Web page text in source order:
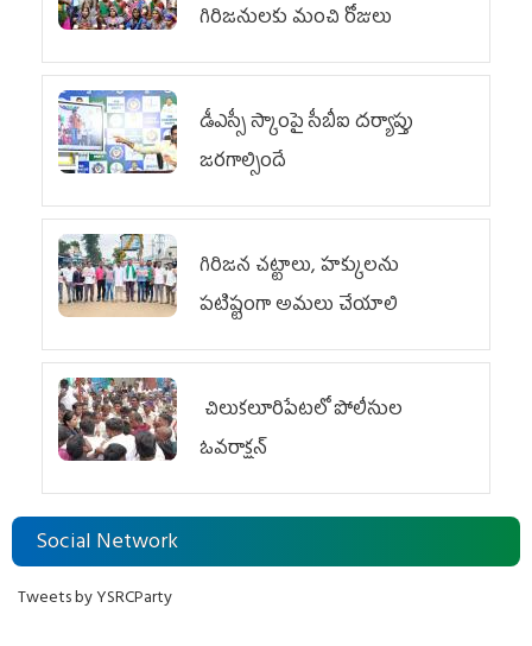
గిరిజనులకు మంచి రోజులు
డీఎస్సీ స్కాంపై సీబీఐ దర్యాప్తు
జరగాల్సిందే
గిరిజన చట్టాలు, హక్కులను
పటిష్టంగా అమలు చేయాలి
చిలుక‌లూరిపేట‌లో పోలీసుల
ఓవ‌రాక్ష‌న్‌
Social Network
Tweets by YSRCParty